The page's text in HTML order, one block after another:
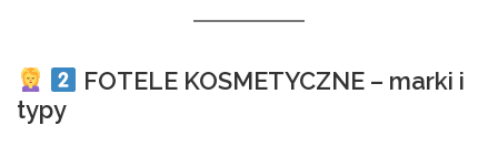
FOTELE KOSMETYCZNE – marki i
typy